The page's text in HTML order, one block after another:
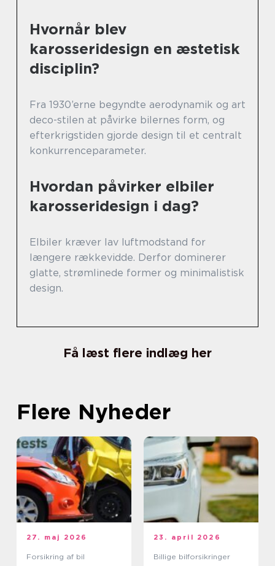
Hvornår blev
karosseridesign en æstetisk
disciplin?
Fra 1930’erne begyndte aerodynamik og art
deco-stilen at påvirke bilernes form, og
efterkrigstiden gjorde design til et centralt
konkurrenceparameter.
Hvordan påvirker elbiler
karosseridesign i dag?
Elbiler kræver lav luftmodstand for
længere rækkevidde. Derfor dominerer
glatte, strømlinede former og minimalistisk
design.
Få læst flere indlæg her
Flere Nyheder
27. maj 2026
Forsikring af bil
23. april 2026
Billige bilforsikringer